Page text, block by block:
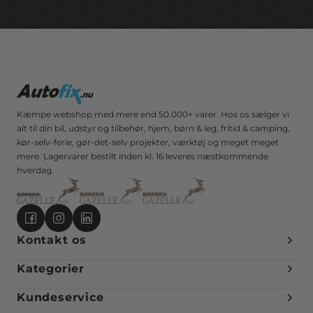
Kæmpe webshop med mere end 50.000+ varer. Hos os sælger vi
alt til din bil, udstyr og tilbehør, hjem, børn & leg, fritid & camping,
kør-selv-ferie, gør-det-selv projekter, værktøj og meget meget
mere. Lagervarer bestilt inden kl. 16 leveres næstkommende
hverdag.
Kontakt os
Kategorier
Kundeservice